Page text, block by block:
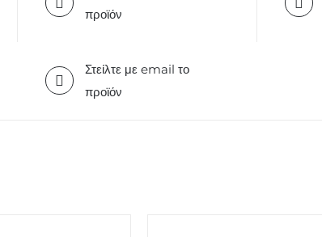
προϊόν
Στείλτε με email το
προϊόν